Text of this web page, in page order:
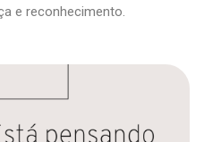
e reconhecimento.